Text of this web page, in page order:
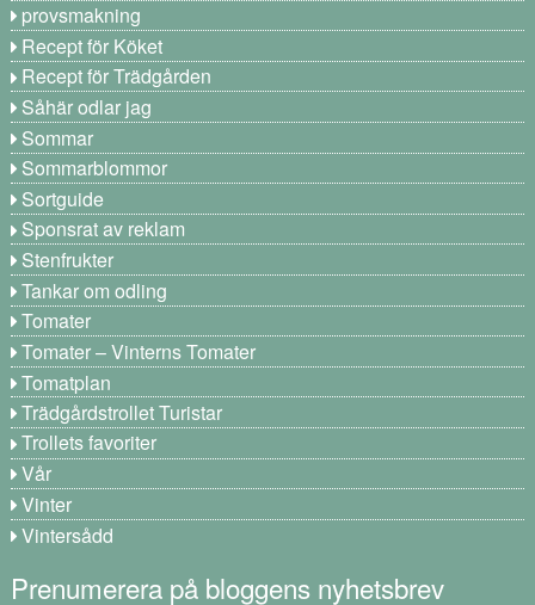
provsmakning
Recept för Köket
Recept för Trädgården
Såhär odlar jag
Sommar
Sommarblommor
Sortguide
Sponsrat av reklam
Stenfrukter
Tankar om odling
Tomater
Tomater – Vinterns Tomater
Tomatplan
Trädgårdstrollet Turistar
Trollets favoriter
Vår
Vinter
Vintersådd
Prenumerera på bloggens nyhetsbrev